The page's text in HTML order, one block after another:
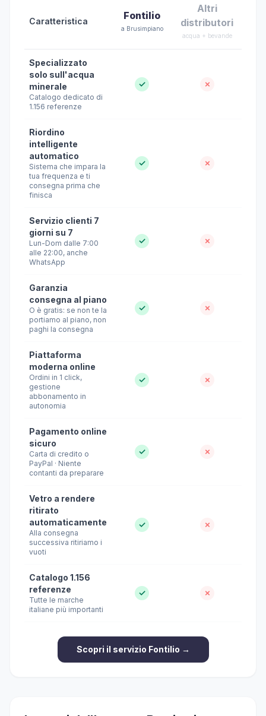
Caratteristica Fontilio
a Brusimpiano
Altri
distributori
acqua + bevande
Specializzato
solo sull'acqua
minerale
Catalogo dedicato di
1.156 referenze
✓ ✗
Riordino
intelligente
automatico
Sistema che impara la
tua frequenza e ti
consegna prima che
finisca
✓ ✗
Servizio clienti 7
giorni su 7
Lun-Dom dalle 7:00
alle 22:00, anche
WhatsApp
✓ ✗
Garanzia
consegna al piano
O è gratis: se non te la
portiamo al piano, non
paghi la consegna
✓ ✗
Piattaforma
moderna online
Ordini in 1 click,
gestione
abbonamento in
autonomia
✓ ✗
Pagamento online
sicuro
Carta di credito o
PayPal · Niente
contanti da preparare
✓ ✗
Vetro a rendere
ritirato
automaticamente
Alla consegna
successiva ritiriamo i
vuoti
✓ ✗
Catalogo 1.156
referenze
Tutte le marche
italiane più importanti
✓ ✗
Scopri il servizio Fontilio →